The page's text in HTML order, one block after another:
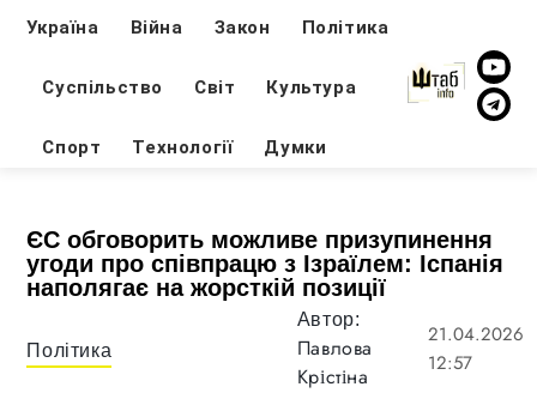
Україна Війна Закон Політика
Суспільство Світ Культура
Спорт Технології Думки
ЄС обговорить можливе призупинення
угоди про співпрацю з Ізраїлем: Іспанія
наполягає на жорсткій позиції
Політика
Автор:
Павлова
Крістіна
21.04.2026
12:57